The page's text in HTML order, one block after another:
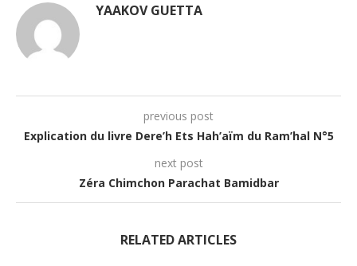
YAAKOV GUETTA
previous post
Explication du livre Dere’h Ets Hah’aïm du Ram’hal N°5
next post
Zéra Chimchon Parachat Bamidbar
RELATED ARTICLES